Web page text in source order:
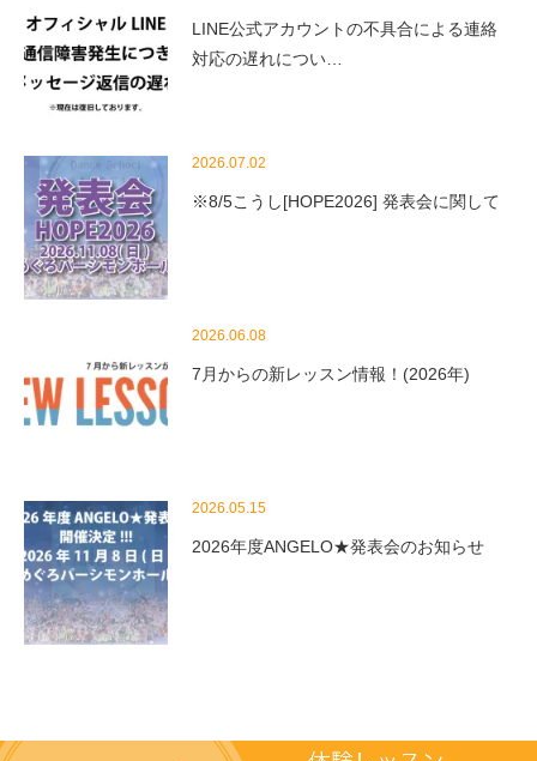
LINE公式アカウントの不具合による連絡
対応の遅れについ…
2026.07.02
※8/5こうし[HOPE2026] 発表会に関して
2026.06.08
7月からの新レッスン情報！(2026年)
2026.05.15
2026年度ANGELO★発表会のお知らせ